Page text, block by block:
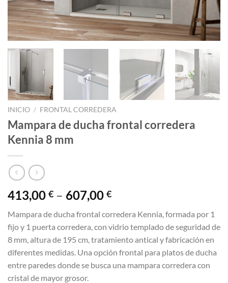
INICIO / FRONTAL CORREDERA
Mampara de ducha frontal corredera
Kennia 8 mm
413,00 € – 607,00 €
Mampara de ducha frontal corredera Kennia, formada por 1
fijo y 1 puerta corredera, con vidrio templado de seguridad de
8 mm, altura de 195 cm, tratamiento antical y fabricación en
diferentes medidas. Una opción frontal para platos de ducha
entre paredes donde se busca una mampara corredera con
cristal de mayor grosor.